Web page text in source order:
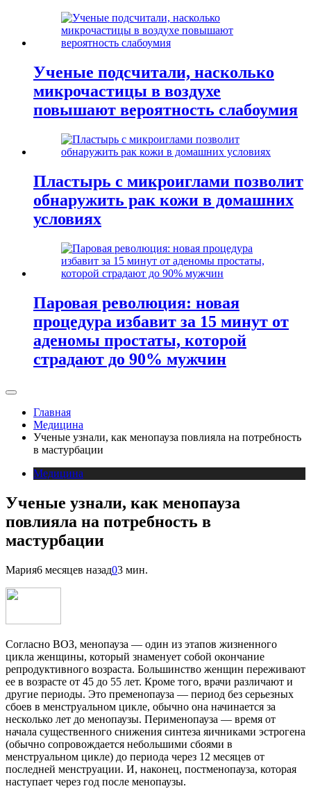
Ученые подсчитали, насколько
микрочастицы в воздухе
повышают вероятность слабоумия
Пластырь с микроиглами позволит
обнаружить рак кожи в домашних
условиях
Паровая революция: новая
процедура избавит за 15 минут от
аденомы простаты, которой
страдают до 90% мужчин
Главная
Медицина
Ученые узнали, как менопауза повлияла на потребность
в мастурбации
Медицина
Ученые узнали, как менопауза
повлияла на потребность в
мастурбации
Мария6 месяцев назад03 мин.
Согласно ВОЗ, менопауза — один из этапов жизненного
цикла женщины, который знаменует собой окончание
репродуктивного возраста. Большинство женщин переживают
ее в возрасте от 45 до 55 лет. Кроме того, врачи различают и
другие периоды. Это пременопауза — период без серьезных
сбоев в менструальном цикле, обычно она начинается за
несколько лет до менопаузы. Перименопауза — время от
начала существенного снижения синтеза яичниками эстрогена
(обычно сопровождается небольшими сбоями в
менструальном цикле) до периода через 12 месяцев от
последней менструации. И, наконец, постменопауза, которая
наступает через год после менопаузы.